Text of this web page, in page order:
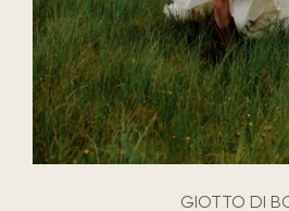
GIOTTO DI